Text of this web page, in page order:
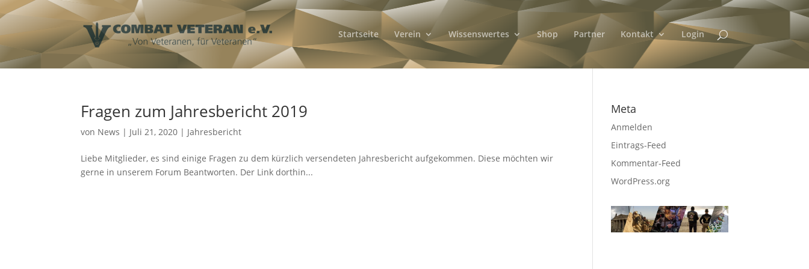
Startseite Verein Wissenswertes Shop Partner Kontakt Login
Fragen zum Jahresbericht 2019
von News | Juli 21, 2020 | Jahresbericht
Liebe Mitglieder, es sind einige Fragen zu dem kürzlich versendeten Jahresbericht aufgekommen. Diese möchten wir
gerne in unserem Forum Beantworten. Der Link dorthin...
Meta
Anmelden
Eintrags-Feed
Kommentar-Feed
WordPress.org